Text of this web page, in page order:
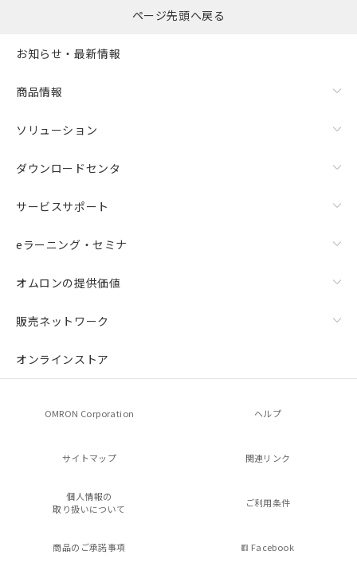
ページ先頭へ戻る
お知らせ・最新情報
商品情報
ソリューション
ダウンロードセンタ
サービスサポート
eラーニング・セミナ
オムロンの提供価値
販売ネットワーク
オンラインストア
OMRON Corporation ヘルプ
サイトマップ 関連リンク
個人情報の
取り扱いについて
ご利用条件
商品のご承諾事項 Facebook